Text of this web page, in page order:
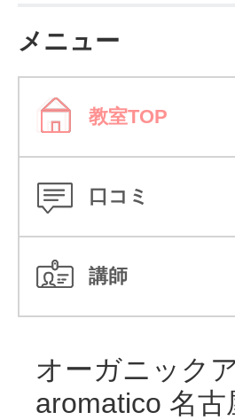
メニュー
教室TOP
口コミ
講師
オーガニック
aromatico 名